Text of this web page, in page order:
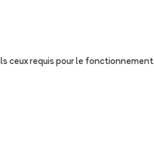
ceux requis pour le fonctionnement